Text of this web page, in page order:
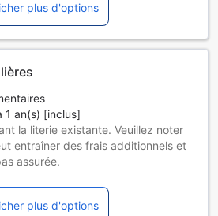
plus d'options
1 an(s) [inclus]
la literie existante. Veuillez noter
entraîner des frais additionnels et
assurée.
la literie existante.
plus sont considérés comme des
plus d'options